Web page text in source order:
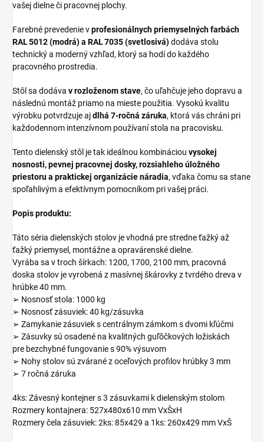
vašej dielne či pracovnej plochy.
Farebné prevedenie vprofesionálnych priemyselných farbách
RAL 5012 (modrá) a RAL 7035 (svetlosivá)dodáva stolu
technický a moderný vzhľad, ktorý sa hodí do každého
pracovného prostredia.
Stôl sa dodáva v rozloženom stave, čo uľahčuje jeho dopravu a
následnú montáž priamo na mieste použitia. Vysokú kvalitu
výrobku potvrdzuje ajdlhá 7‑ročná záruka, ktorá vás chráni pri
každodennom intenzívnom používaní stola na pracovisku.
Tento dielenský stôl je tak ideálnou kombináciou vysokej
nosnosti, pevnej pracovnej dosky, rozsiahleho úložného
priestoru a praktickej organizácie náradia, vďaka čomu sa stane
spoľahlivým a efektívnym pomocníkom pri vašej práci.
Popis produktu:
Táto séria dielenských stolov je vhodná pre stredne ťažký až
ťažký priemysel, montážne a opravárenské dielne.
Vyrába sa v troch šírkach: 1200, 1700, 2100 mm, pracovná
doska stolov je vyrobená z masívnej škárovky z tvrdého dreva v
hrúbke 40 mm.
➢ Nosnosť stola: 1000 kg
➢ Nosnosť zásuviek: 40 kg/zásuvka
➢ Zamykanie zásuviek s centrálnym zámkom s dvomi kľúčmi
➢ Zásuvky sú osadené na kvalitných guľôčkových ložiskách
pre bezchybné fungovanie s 90% výsuvom
➢ Nohy stolov sú zvárané z oceľových profilov hrúbky 3 mm
➢ 7 ročná záruka
4ks: Závesný kontejner s 3 zásuvkami k dielenským stolom
Rozmery kontajnera: 527x480x610 mm VxŠxH
Rozmery čela zásuviek: 2ks:85x429 a 1ks: 260x429 mm VxŠ